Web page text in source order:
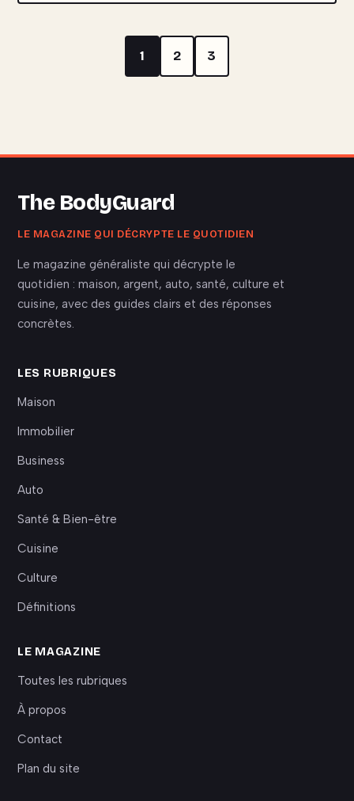
1 2 3
The BodyGuard
LE MAGAZINE QUI DÉCRYPTE LE QUOTIDIEN
Le magazine généraliste qui décrypte le
quotidien : maison, argent, auto, santé, culture et
cuisine, avec des guides clairs et des réponses
concrètes.
LES RUBRIQUES
Maison
Immobilier
Business
Auto
Santé & Bien-être
Cuisine
Culture
Définitions
LE MAGAZINE
Toutes les rubriques
À propos
Contact
Plan du site